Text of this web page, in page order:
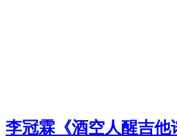
李冠霖《酒空人醒吉他